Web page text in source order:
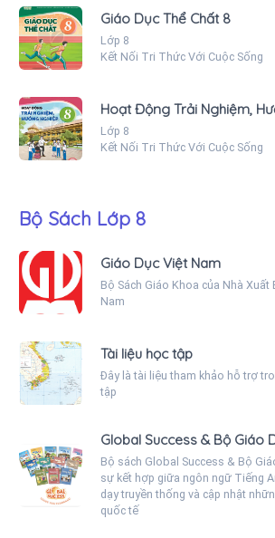
Giáo Dục Thể Chất 8
Lớp 8
Kết Nối Tri Thức Với Cuộc Sống
Hoạt Động Trải Nghiệm,
Lớp 8
Kết Nối Tri Thức Với Cuộc Sống
Bộ Sách Lớp 8
Giáo Dục Việt Nam
Bộ Sách Giáo Khoa của Nhà Xuất
Nam
Tài liệu học tập
Đây là tài liệu tham khảo hỗ trợ
tập
Global Success & Bộ Giáo
Bộ sách Global Success & Bộ
sự kết hợp giữa ngôn ngữ Tiếng
dạy truyền thống và cập nhật
quốc tế